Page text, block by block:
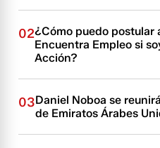
02¿Cómo puedo postular
Encuentra Empleo si
Acción?
03Daniel Noboa se
de Emiratos Árabes